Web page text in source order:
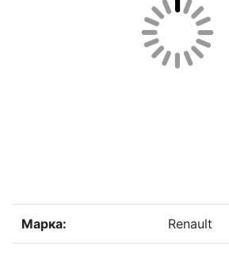
Марка: Renault